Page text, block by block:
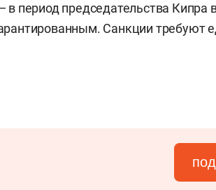
период председательства Кипра
Санкции требуют